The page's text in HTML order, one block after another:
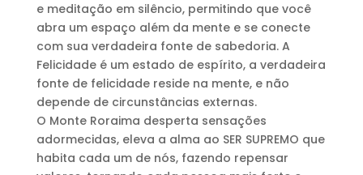
e meditação em silêncio, permitindo que você
abra um espaço além da mente e se conecte
com sua verdadeira fonte de sabedoria. A
Felicidade é um estado de espírito, a verdadeira
fonte de felicidade reside na mente, e não
depende de circunstâncias externas.
O Monte Roraima desperta sensações
adormecidas, eleva a alma ao SER SUPREMO que
habita cada um de nós, fazendo repensar